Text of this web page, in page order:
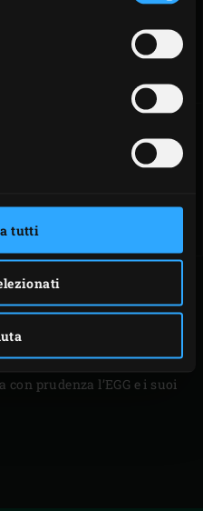
tutti
MODELLO XLARGE
per garantire la
l’utilizzo. È tuttavia
la sicurezza delle
Presta sempre la
prudenza l’EGG e i suoi